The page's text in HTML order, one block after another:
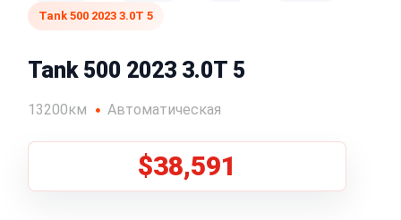
Tank 500 2023 3.0T 5
Tank 500 2023 3.0T 5
13200км Автоматическая
$38,591